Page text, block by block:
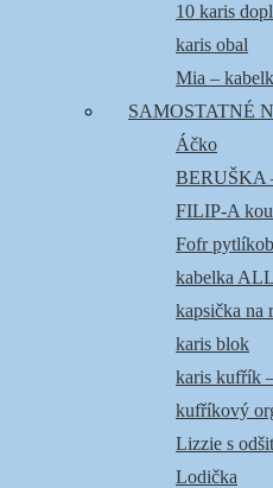
10 karis
karis obal
Mia –
SAMOSTATNÉ
Áčko
BERUŠKA
FILIP-A
Fofr
kabelka
kapsička na
karis blok
karis kufřík
kufříkový
Lizzie s
Lodička